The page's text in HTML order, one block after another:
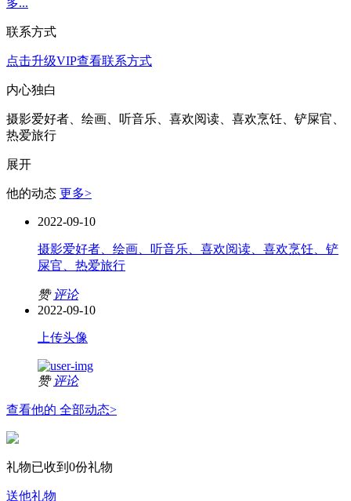
联系方式
点击升级VIP查看联系方式
内心独白
摄影爱好者、绘画、听音乐、喜欢阅读、喜欢烹饪、铲屎官、
热爱旅行
展开
他的动态 更多>
2022-09-10
摄影爱好者、绘画、听音乐、喜欢阅读、喜欢烹饪、铲
屎官、热爱旅行
赞 评论
2022-09-10
上传头像
赞 评论
查看他的 全部动态>
礼物已收到0份礼物
送他礼物